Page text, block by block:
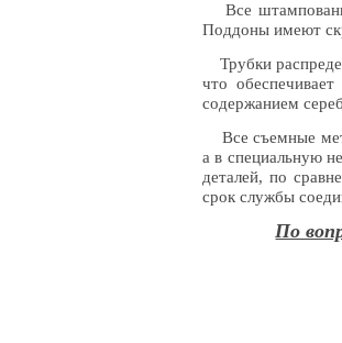
Все
Поддоны имеют
Трубки
что
содержанием
Все съемные
а в специальную
деталей, по
срок службы
По